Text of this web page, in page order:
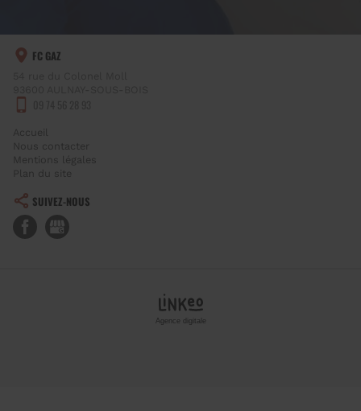
FC GAZ
Accueil
Nous contacter
Mentions légales
Plan du site
SUIVEZ-NOUS
Agence digitale